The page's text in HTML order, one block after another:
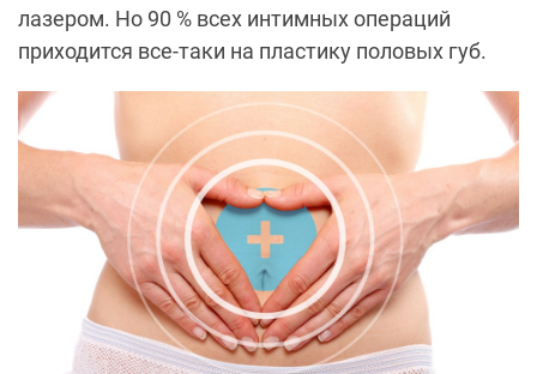
лазером. Но 90 % всех интимных операций
приходится все-таки на пластику половых губ.